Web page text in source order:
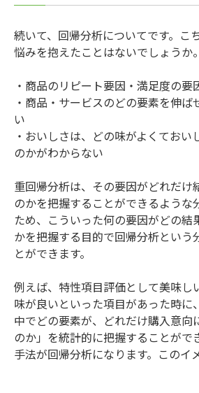
続いて、回帰分析についてです。こ
悩みを抱えたことはないでしょうか。
・商品のリピート要因・満足度の要
・商品・サービスのどの要素を伸ば
い
・おいしさは、どの味がよくておい
のかがわからない
重回帰分析は、その要因がどれだけ
のかを把握することができるような
ため、こういった何の要因がどの結
かを把握する目的で回帰分析という
とができます。
例えば、特性項目評価として美味し
味が良いといった項目があった時に
中でどの要素が、どれだけ購入意向
のか」を統計的に把握することがで
手法が回帰分析になります。このイ